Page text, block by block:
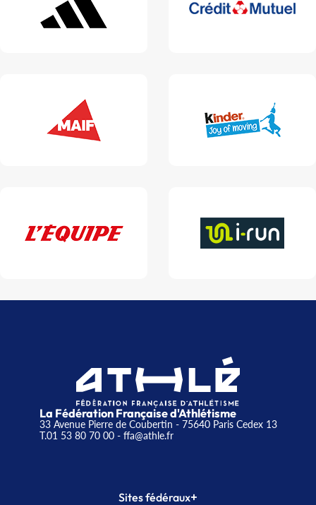
La Fédération Française d'Athlétisme
33 Avenue Pierre de Coubertin - 75640 Paris Cedex 13
T.01 53 80 70 00- ffa@athle.fr
Sites fédéraux+